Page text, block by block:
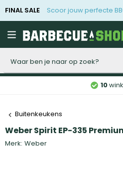
FINAL SALE Scoor jouw perfecte
10
Buitenkeukens
Weber Spirit EP-335
Merk: Weber